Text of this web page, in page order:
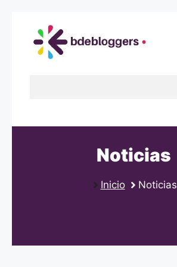
content
Noticias
Inicio Noticias